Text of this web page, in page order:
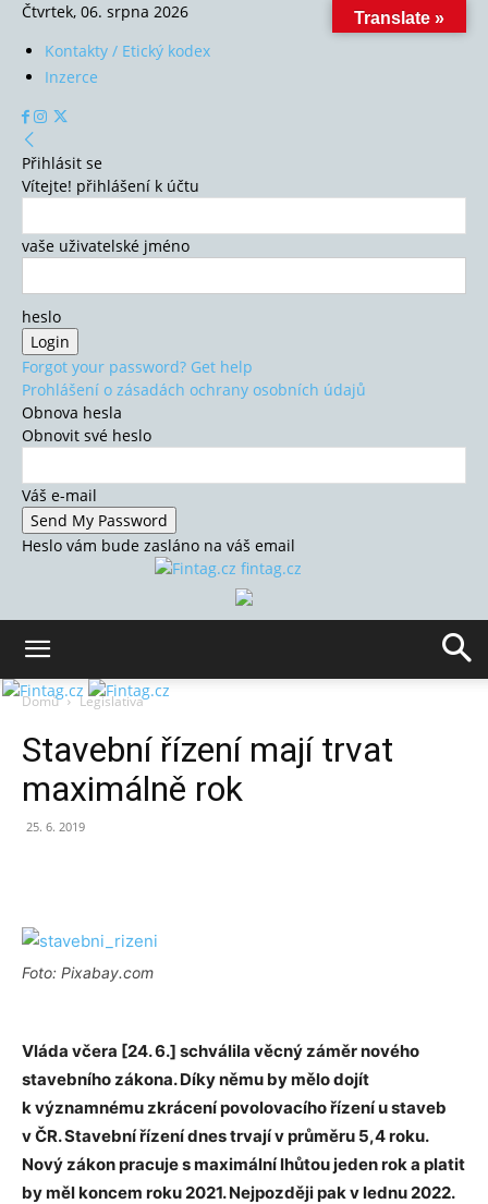
Čtvrtek, 06. srpna 2026
Kontakty / Etický kodex
Inzerce
Přihlásit se
Vítejte! přihlášení k účtu
vaše uživatelské jméno
heslo
Forgot your password? Get help
Prohlášení o zásadách ochrany osobních údajů
Obnova hesla
Obnovit své heslo
Váš e-mail
Heslo vám bude zasláno na váš email
fintag.cz
Domů Legislativa
Stavební řízení mají trvat
maximálně rok
25. 6. 2019
Foto: Pixabay.com
Vláda včera [24. 6.] schválila věcný záměr nového
stavebního zákona. Díky němu by mělo dojít
k významnému zkrácení povolovacího řízení u staveb
v ČR. Stavební řízení dnes trvají v průměru 5,4 roku.
Nový zákon pracuje s maximální lhůtou jeden rok a platit
by měl koncem roku 2021. Nejpozději pak v lednu 2022.
Translate »